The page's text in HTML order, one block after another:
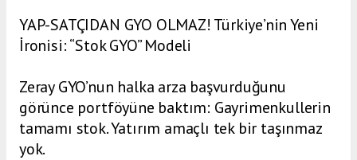
YAP-SATÇIDAN GYO OLMAZ! Türkiye’nin Yeni
İronisi: “Stok GYO” Modeli
Zeray GYO’nun halka arza başvurduğunu
görünce portföyüne baktım: Gayrimenkullerin
tamamı stok. Yatırım amaçlı tek bir taşınmaz
yok.